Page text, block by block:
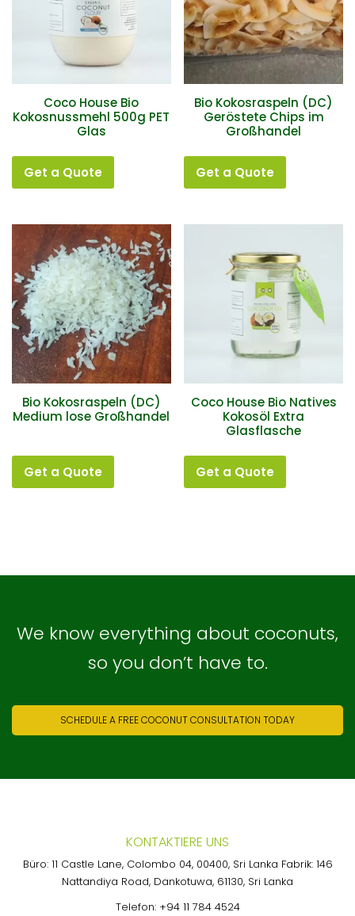
Coco House Bio
Kokosnussmehl 500g PET
Glas
Get a Quote
Bio Kokosraspeln (DC)
Geröstete Chips im
Großhandel
Get a Quote
Bio Kokosraspeln (DC)
Medium lose Großhandel
Get a Quote
Coco House Bio Natives
Kokosöl Extra
Glasflasche
Get a Quote
We know everything about coconuts,
so you don’t have to.
SCHEDULE A FREE COCONUT CONSULTATION TODAY
KONTAKTIERE UNS
Büro: 11 Castle Lane, Colombo 04, 00400, Sri Lanka Fabrik: 146
Nattandiya Road, Dankotuwa, 61130, Sri Lanka
Telefon: +94 11 784 4524